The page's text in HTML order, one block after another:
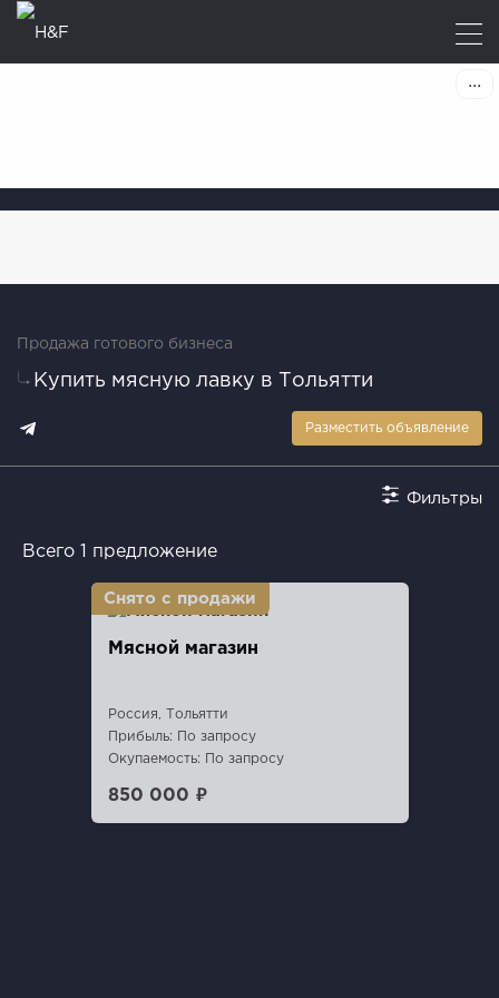
Продажа готового бизнеса
Купить мясную лавку в Тольятти
Разместить объявление
Фильтры
Всего 1 предложение
Мясной магазин
Россия, Тольятти
Прибыль: По запросу
Окупаемость: По запросу
850 000 ₽